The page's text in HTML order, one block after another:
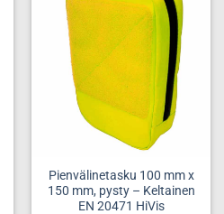
Add to
wishlist
Pienvälinetasku 100 mm x
150 mm, pysty – Keltainen
EN 20471 HiVis